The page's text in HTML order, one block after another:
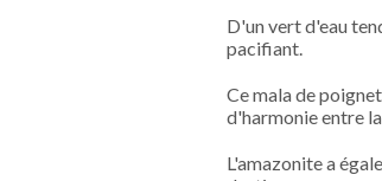
D'un vert d'eau
pacifiant.
Ce mala de
d'harmonie entre
L'amazonite a